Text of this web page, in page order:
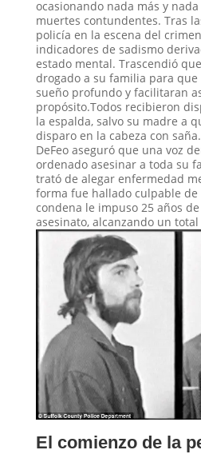
ocasionando nada más y
muertes contundentes. Tras
policía en la escena del
indicadores de sadismo
estado mental. Trascendió
drogado a su familia para
sueño profundo y facilitaran
propósito.Todos recibieron
la espalda, salvo su madre a
disparo en la cabeza con
DeFeo aseguró que una voz
ordenado asesinar a toda su
trató de alegar enfermedad
forma fue hallado culpable
condena le impuso 25 años
asesinato, alcanzando un total
El comienzo de la